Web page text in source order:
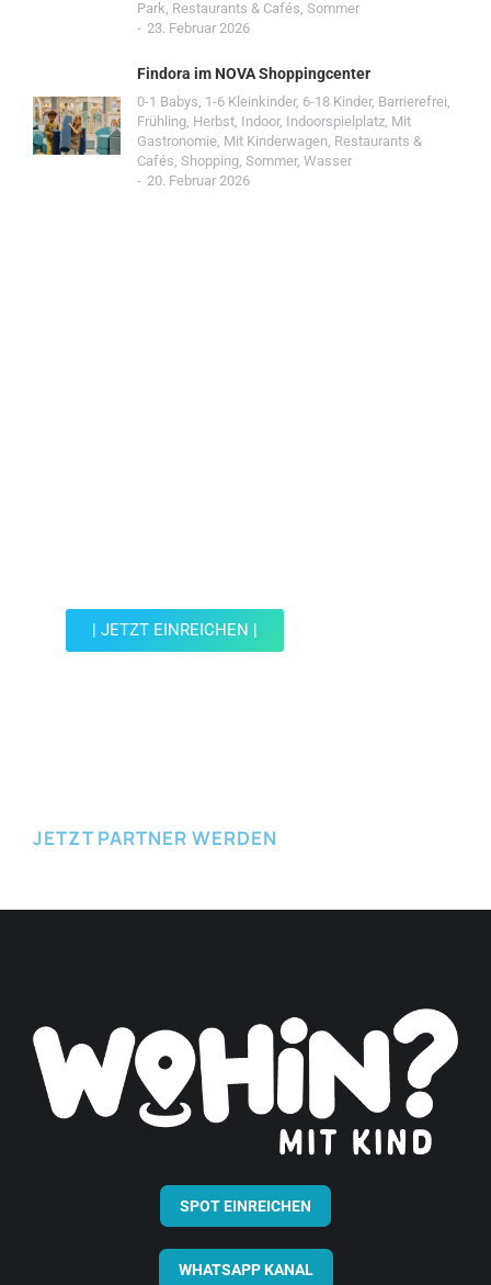
Park Restaurants & Cafés Sommer
23. Februar 2026
Findora im NOVA Shoppingcenter
0-1 Babys 1-6 Kleinkinder, 6-18 Kinder, Barrierefrei
Frühling Herbst Indoor, Indoorspielplatz Mit
Gastronomie Mit Kinderwagen Restaurants &
Cafés Shopping Sommer, Wasser
20. Februar 2026
| JETZT EINREICHEN |
JETZT PARTNER WERDEN
SPOT EINREICHEN
WHATSAPP KANAL